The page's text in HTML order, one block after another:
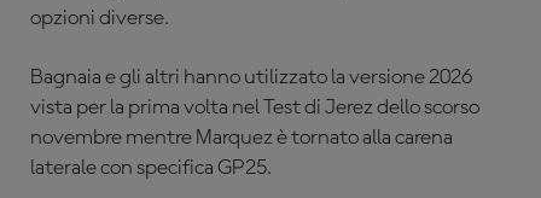
opzioni diverse.
Bagnaia e gli altri hanno utilizzato la versione 2026
vista per la prima volta nel Test di Jerez dello scorso
novembre mentre Marquez è tornato alla carena
laterale con specifica GP25.